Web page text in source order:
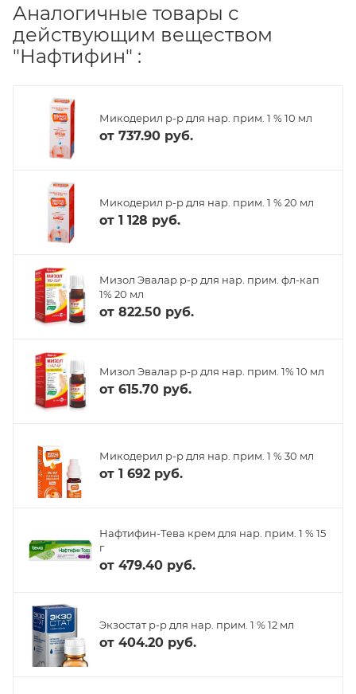
Аналогичные товары с
действующим веществом
"Нафтифин" :
Микодерил р-р для нар. прим. 1 % 10 мл
от 737.90 руб.
Микодерил р-р для нар. прим. 1 % 20 мл
от 1 128 руб.
Мизол Эвалар р-р для нар. прим. фл-кап
1% 20 мл
от 822.50 руб.
Мизол Эвалар р-р для нар. прим. 1% 10 мл
от 615.70 руб.
Микодерил р-р для нар. прим. 1 % 30 мл
от 1 692 руб.
Нафтифин-Тева крем для нар. прим. 1 % 15
г
от 479.40 руб.
Экзостат р-р для нар. прим. 1 % 12 мл
от 404.20 руб.